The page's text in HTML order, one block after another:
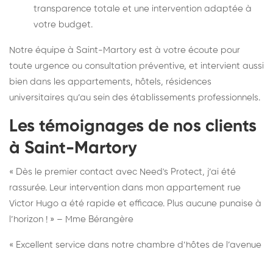
transparence totale et une intervention adaptée à
votre budget.
Notre équipe à Saint-Martory est à votre écoute pour
toute urgence ou consultation préventive, et intervient aussi
bien dans les appartements, hôtels, résidences
universitaires qu’au sein des établissements professionnels.
Les témoignages de nos clients
à Saint-Martory
« Dès le premier contact avec Need's Protect, j’ai été
rassurée. Leur intervention dans mon appartement rue
Victor Hugo a été rapide et efficace. Plus aucune punaise à
l’horizon ! » – Mme Bérangère
« Excellent service dans notre chambre d’hôtes de l’avenue